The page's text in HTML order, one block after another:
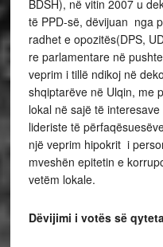
BDSH), në vitin 2007 u
të PPD-së, dëvijuan nga
radhet e opozitës(DPS,
re parlamentare në
veprim i tillë ndikoj në
shqiptarëve në Ulqin, me
lokal në sajë të
lideriste të
një veprim hipokrit i
mveshën epitetin e
vetëm lokale.
Dëvijimi i votës së